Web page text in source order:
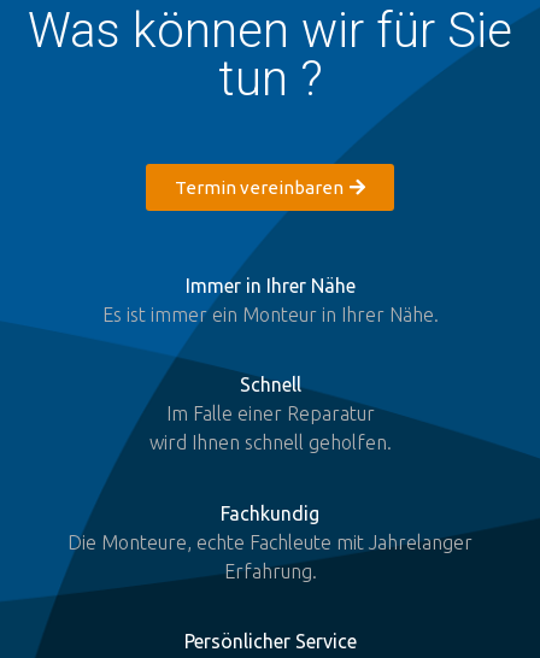
Was können wir für Sie
tun ?
Termin vereinbaren
Immer in Ihrer Nähe
Es ist immer ein Monteur in Ihrer Nähe.
Schnell
Im Falle einer Reparatur
wird Ihnen schnell geholfen.
Fachkundig
Die Monteure, echte Fachleute mit Jahrelanger
Erfahrung.
Persönlicher Service